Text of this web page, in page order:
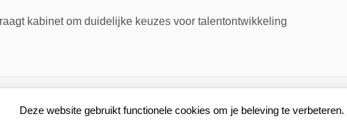
kabinet om duidelijke keuzes voor talentontwikkeling
Deze website gebruikt functionele cookies om je beleving te verbeteren.